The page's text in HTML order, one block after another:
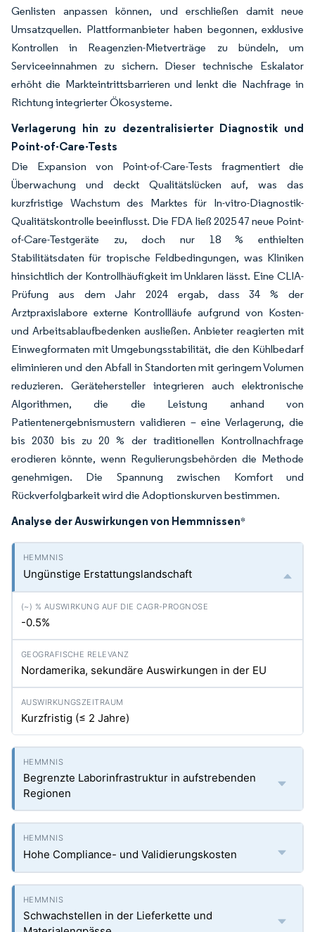
Genlisten anpassen können, und erschließen damit neue
Umsatzquellen. Plattformanbieter haben begonnen, exklusive
Kontrollen in Reagenzien-Mietverträge zu bündeln, um
Serviceeinnahmen zu sichern. Dieser technische Eskalator
erhöht die Markteintrittsbarrieren und lenkt die Nachfrage in
Richtung integrierter Ökosysteme.
Verlagerung hin zu dezentralisierter Diagnostik und
Point-of-Care-Tests
Die Expansion von Point-of-Care-Tests fragmentiert die
Überwachung und deckt Qualitätslücken auf, was das
kurzfristige Wachstum des Marktes für In-vitro-Diagnostik-
Qualitätskontrolle beeinflusst. Die FDA ließ 2025 47 neue Point-
of-Care-Testgeräte zu, doch nur 18 % enthielten
Stabilitätsdaten für tropische Feldbedingungen, was Kliniken
hinsichtlich der Kontrollhäufigkeit im Unklaren lässt. Eine CLIA-
Prüfung aus dem Jahr 2024 ergab, dass 34 % der
Arztpraxislabore externe Kontrollläufe aufgrund von Kosten-
und Arbeitsablaufbedenken ausließen. Anbieter reagierten mit
Einwegformaten mit Umgebungsstabilität, die den Kühlbedarf
eliminieren und den Abfall in Standorten mit geringem Volumen
reduzieren. Gerätehersteller integrieren auch elektronische
Algorithmen, die die Leistung anhand von
Patientenergebnismustern validieren – eine Verlagerung, die
bis 2030 bis zu 20 % der traditionellen Kontrollnachfrage
erodieren könnte, wenn Regulierungsbehörden die Methode
genehmigen. Die Spannung zwischen Komfort und
Rückverfolgbarkeit wird die Adoptionskurven bestimmen.
Analyse der Auswirkungen von Hemmnissen*
Ungünstige Erstattungslandschaft
-0.5%
Nordamerika, sekundäre Auswirkungen in der EU
Kurzfristig (≤ 2 Jahre)
Begrenzte Laborinfrastruktur in aufstrebenden
Regionen
Hohe Compliance- und Validierungskosten
Schwachstellen in der Lieferkette und